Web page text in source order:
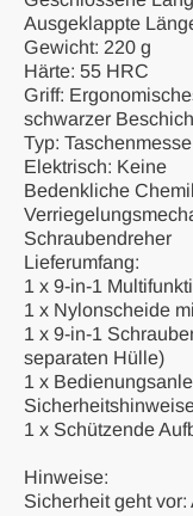
Ausgeklappte
Gewicht: 220 g
Härte: 55 HRC
Griff:
schwarzer
Typ:
Elektrisch: Keine
Bedenkliche
Schraubendreher
Lieferumfang:
1 x 9-in-1
1 x Nylonscheide
1 x 9-in-1
separaten Hülle)
1 x
1 x Schützende
Hinweise:
Sicherheit geht